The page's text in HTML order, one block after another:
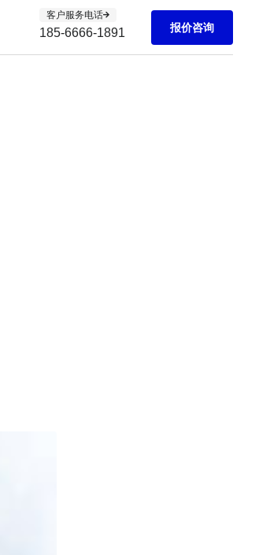
客户服务电话
185-6666-1891 报价咨询